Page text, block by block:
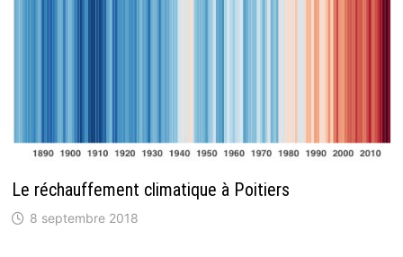
Le réchauffement climatique à Poitiers
8 septembre 2018